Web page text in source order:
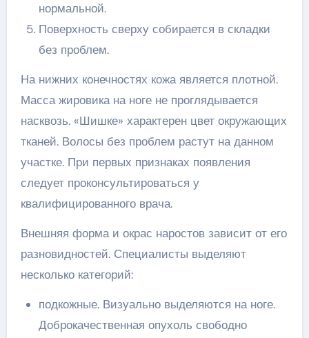
нормальной.
Поверхность сверху собирается в складки
без проблем.
На нижних конечностях кожа является плотной.
Масса жировика на ноге не проглядывается
насквозь. «Шишке» характерен цвет окружающих
тканей. Волосы без проблем растут на данном
участке. При первых признаках появления
следует проконсультироваться у
квалифицированного врача.
Внешняя форма и окрас наростов зависит от его
разновидностей. Специалисты выделяют
несколько категорий:
подкожные. Визуально выделяются на ноге.
Доброкачественная опухоль свободно